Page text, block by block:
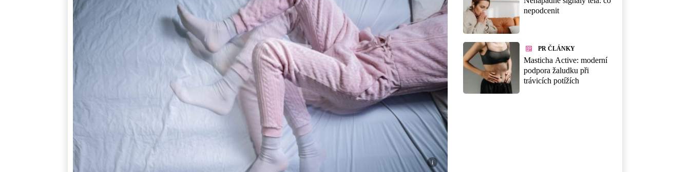
i
nepodcenit
PR ČLÁNKY
Masticha Active: moderní
podpora žaludku při
trávicích potížích